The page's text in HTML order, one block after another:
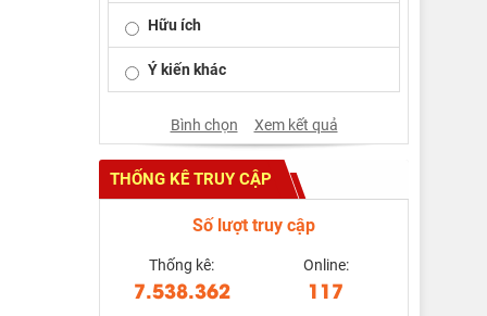
Hữu ích
Ý kiến khác
Bình chọn Xem kết quả
THỐNG KÊ TRUY CẬP
Số lượt truy cập
Thống kê:
7.538.362
Online:
117